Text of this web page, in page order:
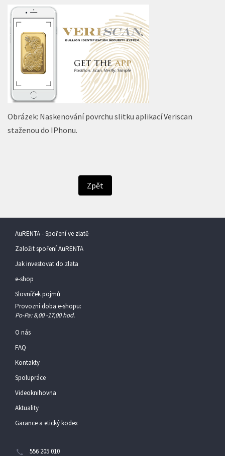
Obrázek: Naskenování povrchu slitku aplikací Veriscan
staženou do IPhonu.
Zpět
AuRENTA - Spoření ve zlatě
Založit spoření AuRENTA
Jak investovat do zlata
e-shop
Slovníček pojmů
Provozní doba e-shopu:
Po-Pa: 8,00 -17,00 hod.
O nás
FAQ
Kontakty
Spolupráce
Videoknihovna
Aktuality
Garance a etický kodex
556 205 010